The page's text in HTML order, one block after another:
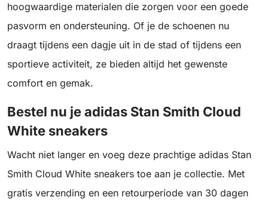
hoogwaardige materialen die zorgen voor een goede
pasvorm en ondersteuning. Of je de schoenen nu
draagt tijdens een dagje uit in de stad of tijdens een
sportieve activiteit, ze bieden altijd het gewenste
comfort en gemak.
Bestel nu je adidas Stan Smith Cloud
White sneakers
Wacht niet langer en voeg deze prachtige adidas Stan
Smith Cloud White sneakers toe aan je collectie. Met
gratis verzending en een retourperiode van 30 dagen